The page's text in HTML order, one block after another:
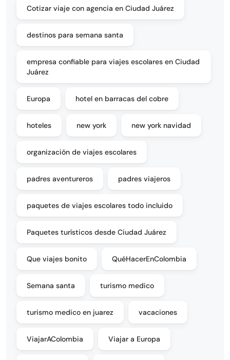
Cotizar viaje con agencia en Ciudad Juárez
destinos para semana santa
empresa confiable para viajes escolares en Ciudad
Juárez
Europa hotel en barracas del cobre
hoteles new york new york navidad
organización de viajes escolares
padres aventureros padres viajeros
paquetes de viajes escolares todo incluido
Paquetes turísticos desde Ciudad Juárez
Que viajes bonito QuéHacerEnColombia
Semana santa turismo medico
turismo medico en juarez vacaciones
ViajarAColombia Viajar a Europa